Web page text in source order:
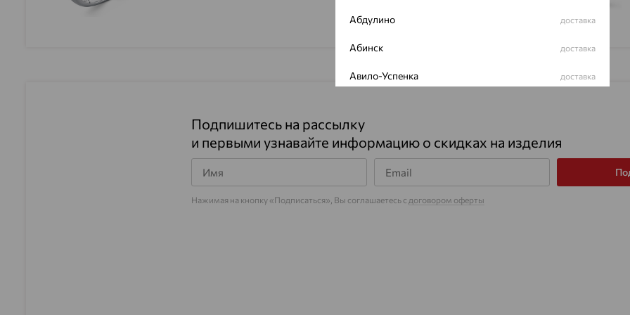
Подпишитесь на рассылку
и первыми узнавайте информацию о скидках на изделия
Нажимая на кнопку «Подписаться», Вы соглашаетесь с договором оферты
Абдулино доставка
Абинск доставка
Авило-Успенка доставка
Агалатово
Агидель доставка
Агинское доставка